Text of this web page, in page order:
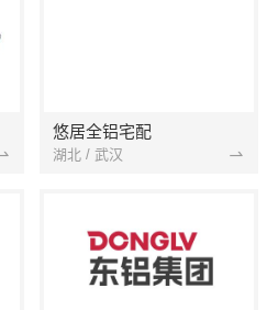
悠居全铝宅配
湖北 / 武汉